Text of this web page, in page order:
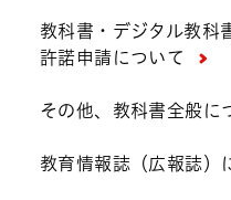
教科書・デジタル教科
許諾申請について
その他、教科書全般に
教育情報誌（広報誌）